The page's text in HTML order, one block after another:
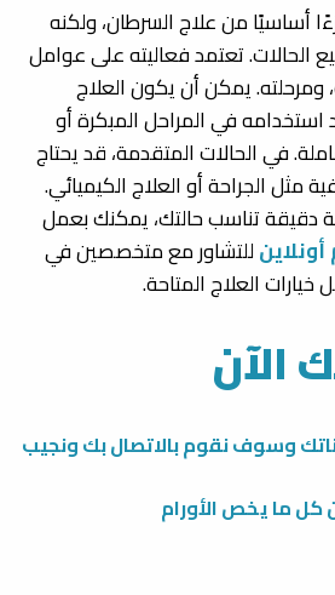
أساسيًا من علاج السرطان، ولكنه
الحالات. تعتمد فعاليته على عوامل
يمكن أن يكون العلاج
في المراحل المبكرة أو
في الحالات المتقدمة، قد يحتاج
مثل الجراحة أو العلاج الكيميائي.
دقيقة تناسب حالتك، يمكنك بعمل
للتشاور مع متخصصين في
العلاج المتاحة.
الآن
وسوف نقوم بالاتصال بك ونجيب
ما يخص الأورام